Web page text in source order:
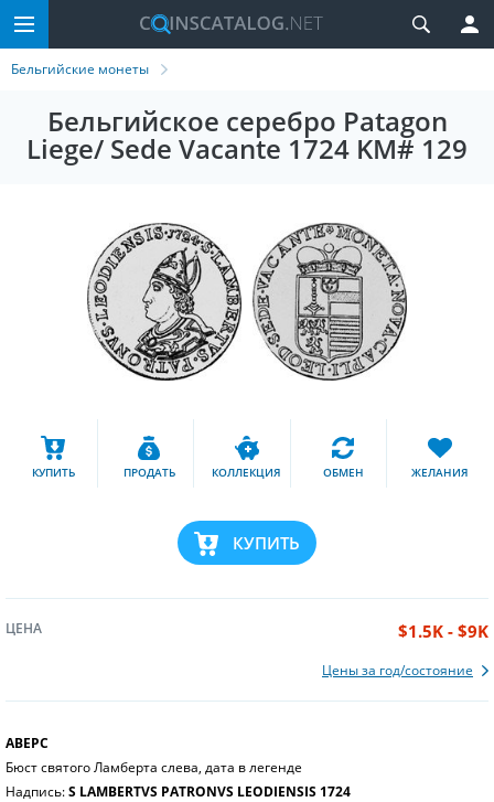
Бельгийские монеты
Бельгийское серебро Patagon
Liege/ Sede Vacante 1724 KM# 129
КУПИТЬ ПРОДАТЬ КОЛЛЕКЦИЯ ОБМЕН ЖЕЛАНИЯ
КУПИТЬ
ЦЕНА $1.5K - $9K
Цены за год/состояние
АВЕРС
Бюст святого Ламберта слева, дата в легенде
Надпись:S LAMBERTVS PATRONVS LEODIENSIS 1724